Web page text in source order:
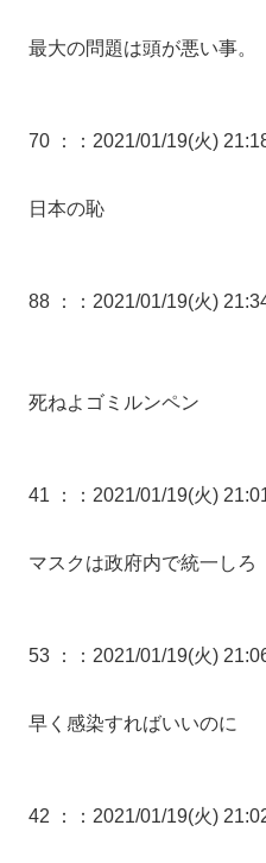
最大の問題は頭が悪い事。
70 ： ：2021/01/19(火)
日本の恥
88 ： ：2021/01/19(火)
死ねよゴミルンペン
41 ： ：2021/01/19(火)
マスクは政府内で統一しろ
53 ： ：2021/01/19(火)
早く感染すればいいのに
42 ： ：2021/01/19(火)